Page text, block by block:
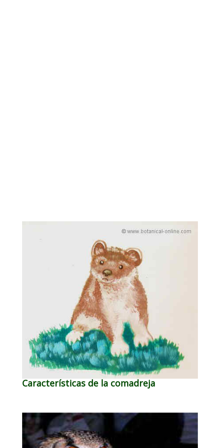
Características de la comadreja